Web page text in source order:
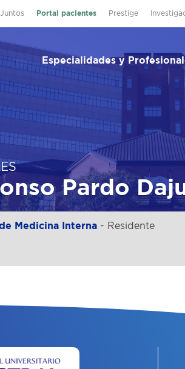
Portal pacientes Prestige
Especialidades y
Pardo
Medicina Interna - Residente